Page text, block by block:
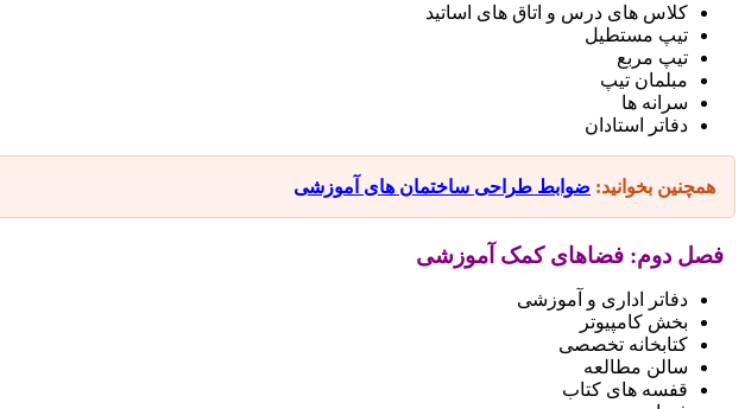
کلاس های درس و اتاق های اساتید
تیپ مستطیل
تیپ مربع
مبلمان تیپ
سرانه ها
دفاتر استادان
همچنین بخوانید: ضوابط طراحی ساختمان های آموزشی
فصل دوم: فضاهای کمک آموزشی
دفاتر اداری و آموزشی
بخش کامپیوتر
کتابخانه تخصصی
سالن مطالعه
قفسه های کتاب